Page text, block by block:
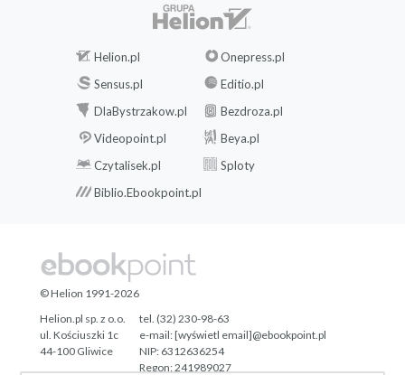
Helion.pl
Onepress.pl
Sensus.pl
Editio.pl
DlaBystrzakow.pl
Bezdroza.pl
Videopoint.pl
Beya.pl
Czytalisek.pl
Sploty
Biblio.Ebookpoint.pl
© Helion 1991-2026
Helion.pl sp. z o.o.
ul. Kościuszki 1c
44-100 Gliwice
tel. (32) 230-98-63
e-mail:[wyświetl email]@ebookpoint.pl
NIP: 6312636254
Regon: 241989027